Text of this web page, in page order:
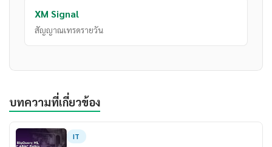
XM Signal
สัญญาณเทรดรายวัน
บทความที่เกี่ยวข้อง
IT